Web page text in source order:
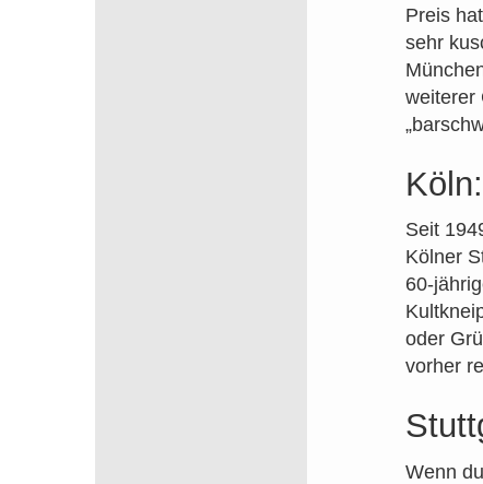
Preis
sehr
weiterer
Seit
Kölner
60-
oder
vorher
Wenn